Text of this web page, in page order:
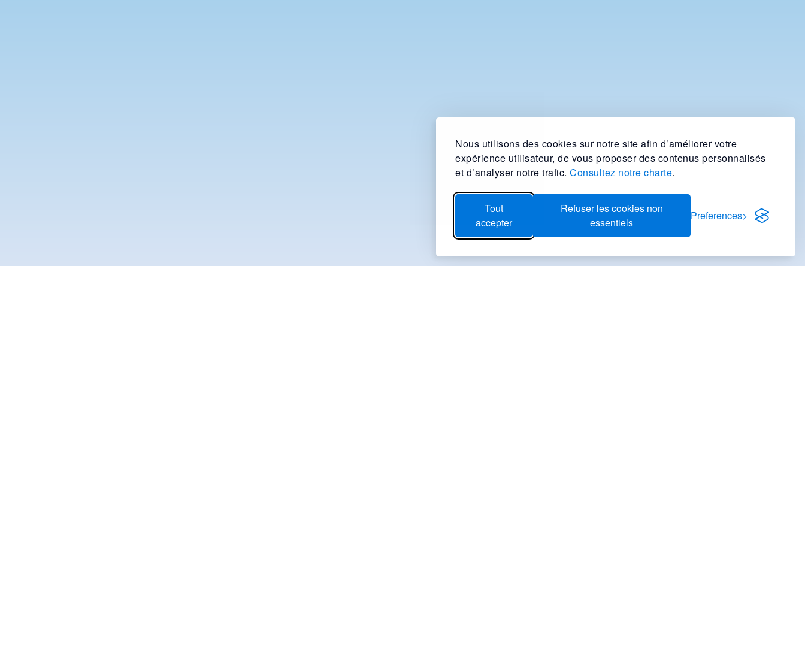
Nous utilisons des cookies sur notre site afin d’améliorer votre
expérience utilisateur, de vous proposer des contenus personnalisés
et d’analyser notre trafic. Consultez notre charte.
Tout
accepter
Refuser les cookies non
essentiels
Preferences